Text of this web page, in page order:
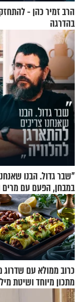
הרב זמיר כהן -
בהדרגה
"שבר גדול. הבנו
במבחן, הפעם עם מרים
כרוב ממולא עם שדרוג
מתכון מיוחד ושיטת
שאתם חייבים לנסות